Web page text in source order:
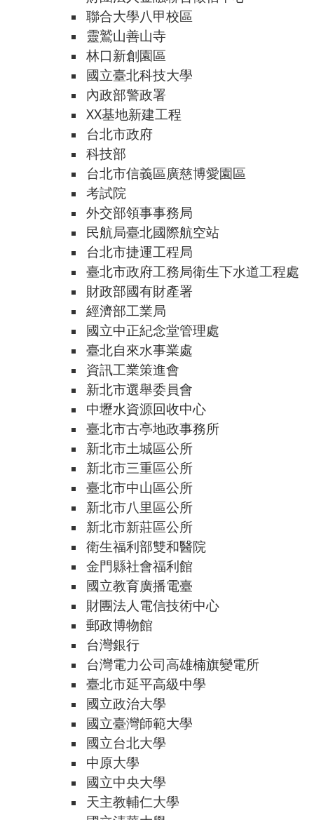
聯合大學八甲校區
靈鷲山善山寺
林口新創園區
國立臺北科技大學
內政部警政署
XX基地新建工程
台北市政府
科技部
台北市信義區廣慈博愛園區
考試院
外交部領事事務局
民航局臺北國際航空站
台北市捷運工程局
臺北市政府工務局衛生下水道工程處
財政部國有財產署
經濟部工業局
國立中正紀念堂管理處
臺北自來水事業處
資訊工業策進會
新北市選舉委員會
中壢水資源回收中心
臺北市古亭地政事務所
新北市土城區公所
新北市三重區公所
臺北市中山區公所
新北市八里區公所
新北市新莊區公所
衛生福利部雙和醫院
金門縣社會福利館
國立教育廣播電臺
財團法人電信技術中心
郵政博物館
台灣銀行
台灣電力公司高雄楠旗變電所
臺北市延平高級中學
國立政治大學
國立臺灣師範大學
國立台北大學
中原大學
國立中央大學
天主教輔仁大學